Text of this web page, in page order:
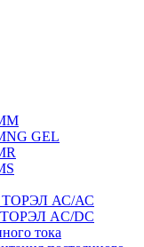
GEL
ТОРЭЛ АС/АС
ТОРЭЛ AC/DC
тока